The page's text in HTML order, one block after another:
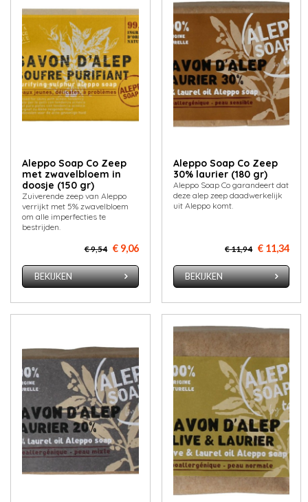
Aleppo Soap Co Zeep
met zwavelbloem in
doosje (150 gr)
Zuiverende zeep van Aleppo
verrijkt met 5% zwavelbloem
om alle imperfecties te
bestrijden.
€ 9,54 € 9,06
BEKIJKEN
Aleppo Soap Co Zeep
30% laurier (180 gr)
Aleppo Soap Co garandeert dat
deze alep zeep daadwerkelijk
uit Aleppo komt.
€ 11,94 € 11,34
BEKIJKEN